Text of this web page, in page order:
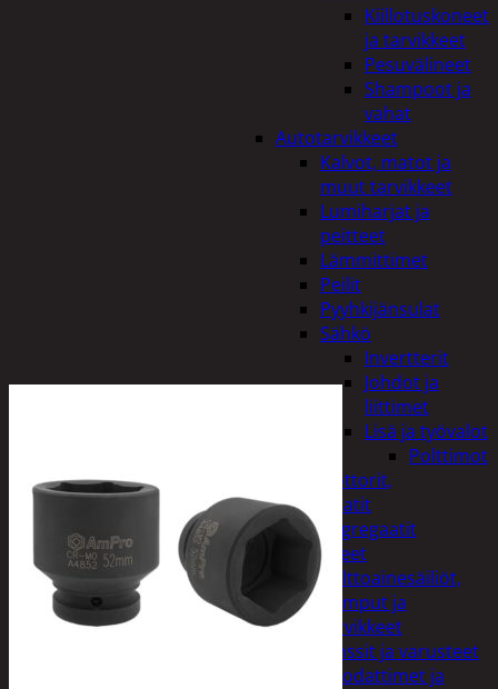
Kiillotuskoneet
ja tarvikkeet
Pesuvälineet
Shampoot ja
vahat
Autotarvikkeet
Kalvot, matot ja
muut tarvikkeet
Lumiharjat ja
peitteet
Lämmittimet
Peilit
Pyyhkijänsulat
Sähkö
Invertterit
Johdot ja
liittimet
Lisä ja työvalot
Polttimot
Irtomoottorit,
aggregaatit
Aggregaatit
Lisälaitteet
Polttoainesäiliöt,
pumput ja
tarvikkeet
Vinssit ja varusteet
Öljyt, suodattimet ja